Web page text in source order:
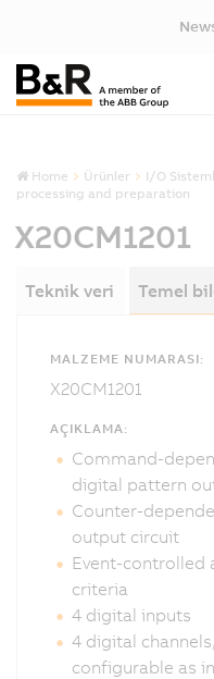
Home Ürünler I/O
processing and preparation
X20CM1201
Teknik veri Temel
MALZEME NUMARASI:
X20CM1201
AÇIKLAMA:
Command-
digital pattern
Counter-
output circuit
Event-controlled
criteria
4 digital inputs
4 digital channels,
configurable as